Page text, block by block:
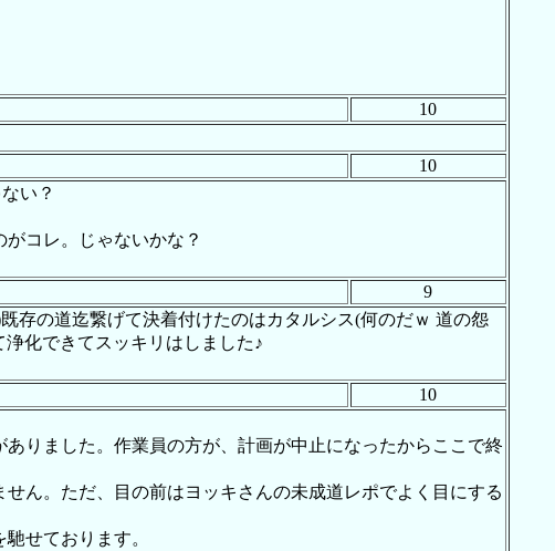
10
10
い？
コレ。じゃないかな？
9
存の道迄繋げて決着付けたのはカタルシス(何のだｗ 道の怨
化できてスッキリはしました♪
10
りました。作業員の方が、計画が中止になったからここで終
ん。ただ、目の前はヨッキさんの未成道レポでよく目にする
せております。